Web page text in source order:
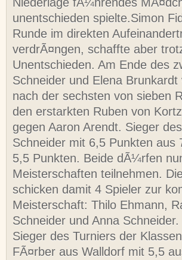
Niederlage fÃ¼hrendes
unentschieden spielte.Simon
Runde im direkten
verdrÃ¤ngen, schaffte aber
Unentschieden. Am Ende des
Schneider und Elena
nach der sechsten von sieben
den erstarkten Ruben von
gegen Aaron Arendt. Sieger
Schneider mit 6,5 Punkten
5,5 Punkten. Beide dÃ¼rfen
Meisterschaften teilnehmen.
schicken damit 4 Spieler zur
Meisterschaft: Thilo Ehmann,
Schneider und Anna Schneider.
Sieger des Turniers der
FÃ¤rber aus Walldorf mit 5,5